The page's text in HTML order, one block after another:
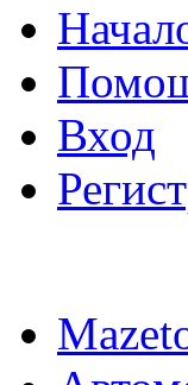
Вход